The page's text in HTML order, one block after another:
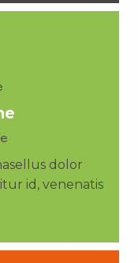
dolor
id, venenatis